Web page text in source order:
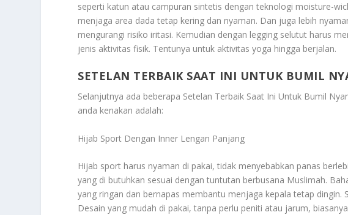
seperti katun atau campuran sintetis dengan teknologi moisture-
menjaga area dada tetap kering dan nyaman. Dan juga lebih
mengurangi risiko iritasi. Kemudian dengan legging selutut harus
jenis aktivitas fisik. Tentunya untuk aktivitas yoga hingga berjalan.
SETELAN TERBAIK SAAT INI UNTUK BUMIL
Selanjutnya ada beberapa Setelan Terbaik Saat Ini Untuk Bumil
anda kenakan adalah:
Hijab Sport Dengan Inner Lengan Panjang
Hijab sport harus nyaman di pakai, tidak menyebabkan panas
yang di butuhkan sesuai dengan tuntutan berbusana Muslimah.
yang ringan dan bernapas membantu menjaga kepala tetap dingin.
Desain yang mudah di pakai, tanpa perlu peniti atau jarum,